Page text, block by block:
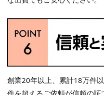
創業20年以上、累計18万件